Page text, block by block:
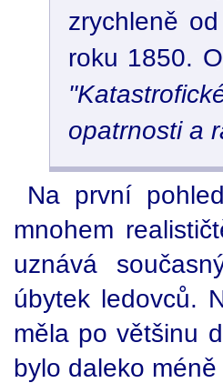
zrychleně
roku 1850.
opatrnosti a
Na první
mnohem
uznává
úbytek ledovců.
měla po většinu
bylo daleko